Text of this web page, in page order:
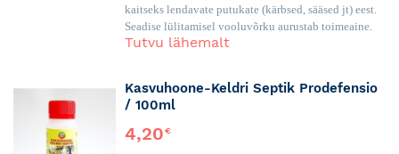
kaitseks lendavate putukate (kärbsed, sääsed jt) eest.
Seadise lülitamisel vooluvõrku aurustab toimeaine.
Tutvu lähemalt
Kasvuhoone-Keldri Septik Prodefensio
/ 100ml
4,20€